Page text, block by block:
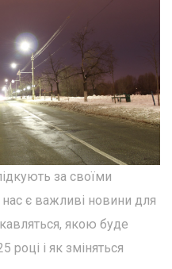
за своїми
є важливі новини для
якою буде
році і як зміняться